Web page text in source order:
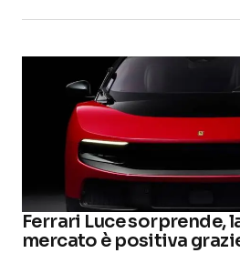
Ferrari Luce sorprende,
mercato è positiva